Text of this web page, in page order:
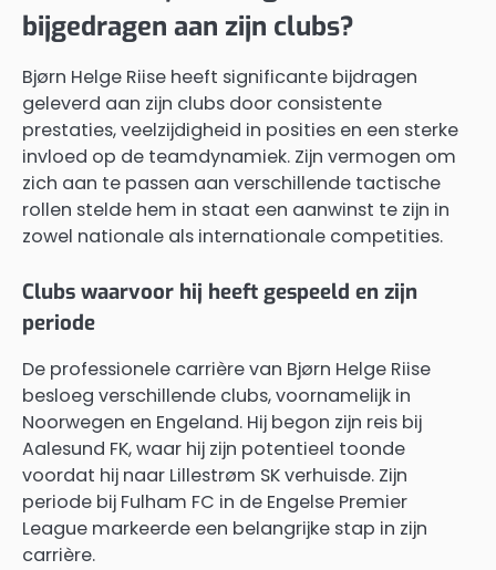
bijgedragen aan zijn clubs?
Bjørn Helge Riise heeft significante bijdragen
geleverd aan zijn clubs door consistente
prestaties, veelzijdigheid in posities en een sterke
invloed op de teamdynamiek. Zijn vermogen om
zich aan te passen aan verschillende tactische
rollen stelde hem in staat een aanwinst te zijn in
zowel nationale als internationale competities.
Clubs waarvoor hij heeft gespeeld en zijn
periode
De professionele carrière van Bjørn Helge Riise
besloeg verschillende clubs, voornamelijk in
Noorwegen en Engeland. Hij begon zijn reis bij
Aalesund FK, waar hij zijn potentieel toonde
voordat hij naar Lillestrøm SK verhuisde. Zijn
periode bij Fulham FC in de Engelse Premier
League markeerde een belangrijke stap in zijn
carrière.